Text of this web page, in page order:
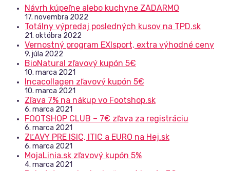
Návrh kúpeľne alebo kuchyne ZADARMO
17. novembra 2022
Totálny výpredaj posledných kusov na TPD.sk
21. októbra 2022
Vernostný program EXIsport, extra výhodné ceny
9. júla 2022
BioNatural zľavový kupón 5€
10. marca 2021
Incacollagen zľavový kupón 5€
10. marca 2021
Zľava 7% na nákup vo Footshop.sk
6. marca 2021
FOOTSHOP CLUB – 7€ zľava za registráciu
6. marca 2021
ZĽAVY PRE ISIC, ITIC a EURO na Hej.sk
6. marca 2021
MojaLinia.sk zľavový kupón 5%
4. marca 2021